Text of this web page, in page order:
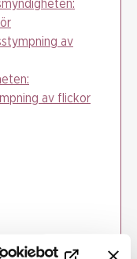
av
av flickor